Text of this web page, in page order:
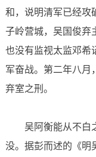
和，说明清军已经攻
子岭营城，吴国俊弃
也没有监视太监邓希
军奋战。第二年八月
弃室之刑。
吴阿衡能从不白
没。据彭而述的《明